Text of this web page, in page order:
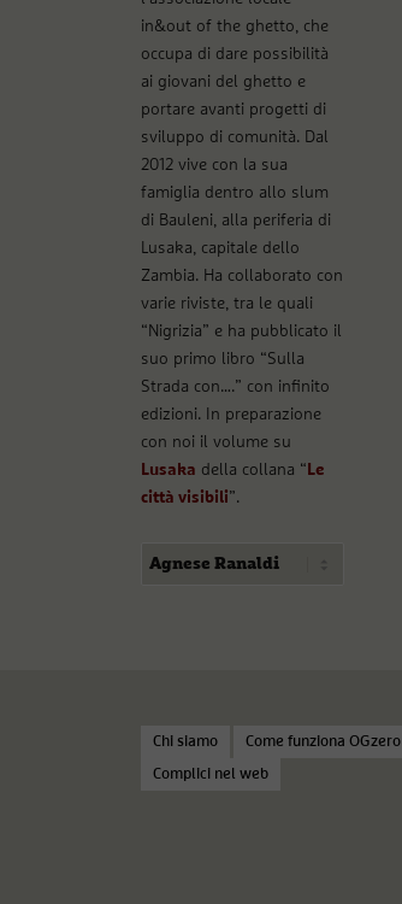
in&out of the ghetto, che
occupa di dare possibilità
ai giovani del ghetto e
portare avanti progetti di
sviluppo di comunità. Dal
2012 vive con la sua
famiglia dentro allo slum
di Bauleni, alla periferia di
Lusaka, capitale dello
Zambia. Ha collaborato con
varie riviste, tra le quali
“Nigrizia” e ha pubblicato il
suo primo libro “Sulla
Strada con….” con infinito
edizioni. In preparazione
con noi il volume su
Lusaka della collana “ Le
città visibili”.
Chi siamo Come funziona OGzero
Complici nel web